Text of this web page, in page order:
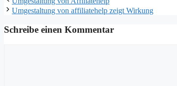
Umgestaltung von affiliatehelp zeigt Wirkung
Schreibe einen Kommentar